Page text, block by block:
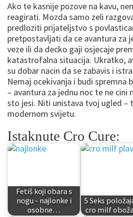
Ako te kasnije pozove na kavu,
reagirati. Mozda samo zeli
predloziti prijateljstvo s
pretpostavljati da ce avantura za
veze ili da decko gaji osjecaje
katastrofalna situacija. Ukratko,
su dobar nacin da se zabavis i
Nemaj ocekivanja i budi spremna
– avantura za jednu noc te ne cini
sto jesi. Niti unistava tvoj ugled –
modernom svijetu.
Istaknute Cro Cure:
Fetiš koji obara s
nogu - najlonke i
osobne…
5 Seks
cro milf